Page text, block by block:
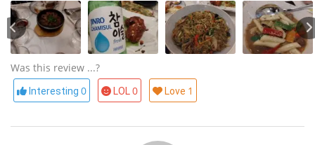
Was this review ...?
Interesting 0 LOL0 Love 1